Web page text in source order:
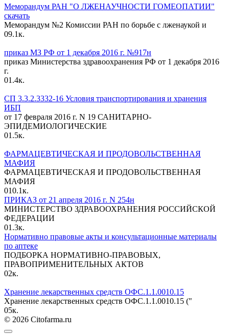
Меморандум РАН "О ЛЖЕНАУЧНОСТИ ГОМЕОПАТИИ"
скачать
Меморандум №2 Комиссии РАН по борьбе с лженаукой и
09.1к.
приказ МЗ РФ от 1 декабря 2016 г. №917н
приказ Министерства здравоохранения РФ от 1 декабря 2016
г.
01.4к.
СП 3.3.2.3332-16 Условия транспортирования и хранения
ИБП
от 17 февраля 2016 г. N 19 САНИТАРНО-
ЭПИДЕМИОЛОГИЧЕСКИЕ
01.5к.
ФАРМАЦЕВТИЧЕСКАЯ И ПРОДОВОЛЬСТВЕННАЯ
МАФИЯ
ФАРМАЦЕВТИЧЕСКАЯ И ПРОДОВОЛЬСТВЕННАЯ
МАФИЯ
010.1к.
ПРИКАЗ от 21 апреля 2016 г. N 254н
МИНИСТЕРСТВО ЗДРАВООХРАНЕНИЯ РОССИЙСКОЙ
ФЕДЕРАЦИИ
01.3к.
Нормативно правовые акты и консультационные материалы
по аптеке
ПОДБОРКА НОРМАТИВНО-ПРАВОВЫХ,
ПРАВОПРИМЕНИТЕЛЬНЫХ АКТОВ
02к.
Хранение лекарственных средств ОФС.1.1.0010.15
Хранение лекарственных средств ОФС.1.1.0010.15 ("
05к.
© 2026 Citofarma.ru